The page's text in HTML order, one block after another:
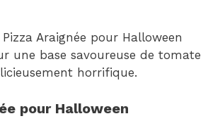
Araignée pour Halloween
une base savoureuse de tomate
horrifique.
pour Halloween